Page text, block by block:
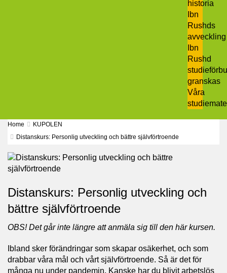
historia
Ibn
Rushds
avveckling
Ibn
Rushd
granskas​
Våra
Home
KUPOLEN
Distanskurs: Personlig utveckling och bättre självförtroende
Distanskurs: Personlig utveckling och
bättre självförtroende
OBS! Det går inte längre att anmäla sig till den här kursen.
Ibland sker förändringar som skapar osäkerhet, och som
drabbar våra mål och vårt självförtroende. Så är det för
många nu under pandemin. Kanske har du blivit arbetslös